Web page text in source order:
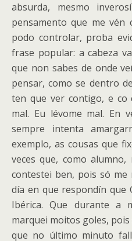
absurda, mesmo
pensamento que me vén
podo controlar, proba
frase popular: a cabeza
que non sabes de onde
pensar, como se dentro
ten que ver contigo, e co
mal. Eu lévome mal. En
sempre intenta
exemplo, as cousas que
veces que, como
contestei ben, pois só me
día en que respondín que
Ibérica. Que durante a
marquei moitos goles,
que no último minuto